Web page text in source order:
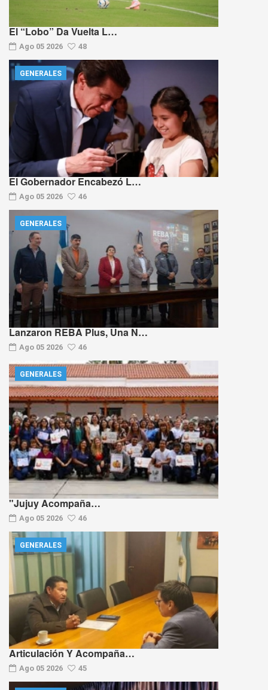
El “Lobo” Da Vuelta L…
Ago 05 2026 48
El Gobernador Encabezó L…
Ago 05 2026 46
GENERALES
Lanzaron REBA Plus, Una N…
Ago 05 2026 46
GENERALES
"Jujuy Acompaña…
Ago 05 2026 46
GENERALES
Articulación Y Acompaña…
Ago 05 2026 45
GENERALES